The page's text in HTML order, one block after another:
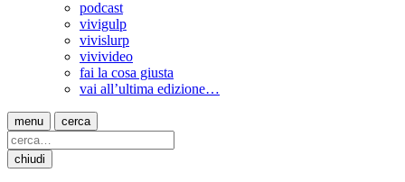
podcast
vivigulp
vivislurp
vivivideo
fai la cosa giusta
vai all’ultima edizione…
menu cerca
chiudi